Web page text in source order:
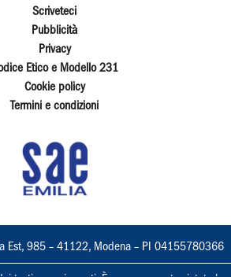
Scriveteci
Pubblicità
Privacy
Etico e Modello 231
Cookie policy
Termini e condizioni
Est, 985 – 41122, Modena – PI 04155780366